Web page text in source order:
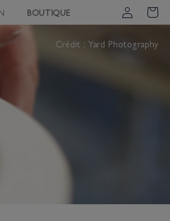
BOUTIQUE Connexion Panier
Crédit : Yard Photography